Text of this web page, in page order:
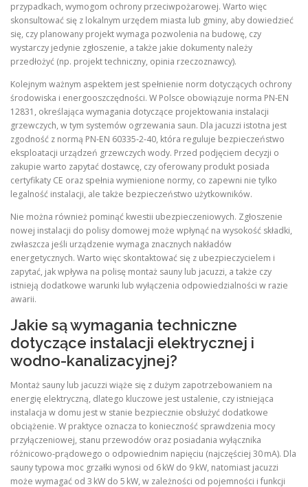
przypadkach, wymogom ochrony przeciwpożarowej. Warto więc
skonsultować się z lokalnym urzędem miasta lub gminy, aby dowiedzieć
się, czy planowany projekt wymaga pozwolenia na budowę, czy
wystarczy jedynie zgłoszenie, a także jakie dokumenty należy
przedłożyć (np. projekt techniczny, opinia rzeczoznawcy).
Kolejnym ważnym aspektem jest spełnienie norm dotyczących ochrony
środowiska i energooszczędności. W Polsce obowiązuje norma PN‑EN
12831, określająca wymagania dotyczące projektowania instalacji
grzewczych, w tym systemów ogrzewania saun. Dla jacuzzi istotna jest
zgodność z normą PN‑EN 60335‑2‑40, która reguluje bezpieczeństwo
eksploatacji urządzeń grzewczych wody. Przed podjęciem decyzji o
zakupie warto zapytać dostawcę, czy oferowany produkt posiada
certyfikaty CE oraz spełnia wymienione normy, co zapewni nie tylko
legalność instalacji, ale także bezpieczeństwo użytkowników.
Nie można również pominąć kwestii ubezpieczeniowych. Zgłoszenie
nowej instalacji do polisy domowej może wpłynąć na wysokość składki,
zwłaszcza jeśli urządzenie wymaga znacznych nakładów
energetycznych. Warto więc skontaktować się z ubezpieczycielem i
zapytać, jak wpływa na polisę montaż sauny lub jacuzzi, a także czy
istnieją dodatkowe warunki lub wyłączenia odpowiedzialności w razie
awarii.
Jakie są wymagania techniczne
dotyczące instalacji elektrycznej i
wodno-kanalizacyjnej?
Montaż sauny lub jacuzzi wiąże się z dużym zapotrzebowaniem na
energię elektryczną, dlatego kluczowe jest ustalenie, czy istniejąca
instalacja w domu jest w stanie bezpiecznie obsłużyć dodatkowe
obciążenie. W praktyce oznacza to konieczność sprawdzenia mocy
przyłączeniowej, stanu przewodów oraz posiadania wyłącznika
różnicowo‑prądowego o odpowiednim napięciu (najczęściej 30 mA). Dla
sauny typowa moc grzałki wynosi od 6 kW do 9 kW, natomiast jacuzzi
może wymagać od 3 kW do 5 kW, w zależności od pojemności i funkcji